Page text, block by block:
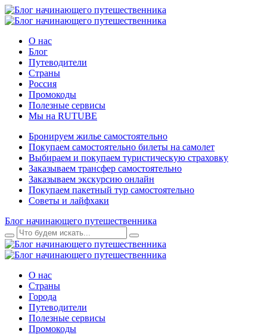
О нас
Блог
Путеводители
Страны
Россия
Промокоды
Полезные сервисы
Мы на RUTUBE
Бронируем жилье самостоятельно
Покупаем самостоятельно билеты на самолет
Выбираем и покупаем туристическую страховку
Заказываем трансфер самостоятельно
Заказываем экскурсию онлайн
Покупаем пакетный тур самостоятельно
Советы и лайфхаки
Блог начинающего путешественника
О нас
Страны
Города
Путеводители
Полезные сервисы
Промокоды